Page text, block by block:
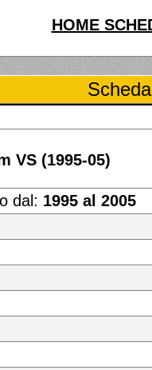
HOME
VS (1995-05)
dal: 1995 al 2005